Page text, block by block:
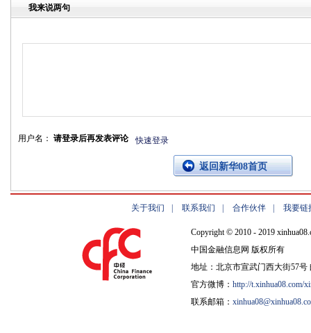
我来说两句
用户名： 请登录后再发表评论 快速登录
返回新华08首页
关于我们 联系我们 合作伙伴 我要链
Copyright © 2010 - 2019
中国金融信息网 版权所有
地址：北京市宣武门西大街57号
官方微博： http://t.xinhua08.com/
联系邮箱：